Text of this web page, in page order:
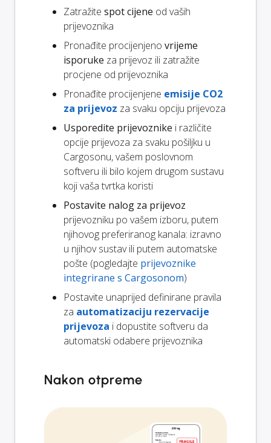
Zatražite spot cijene od vaših
prijevoznika
Pronađite procijenjeno vrijeme
isporuke za prijevoz ili zatražite
procjene od prijevoznika
Pronađite procijenjene emisije CO2
za prijevoz za svaku opciju prijevoza
Usporedite prijevoznike i različite
opcije prijevoza za svaku pošiljku u
Cargosonu, vašem poslovnom
softveru ili bilo kojem drugom sustavu
koji vaša tvrtka koristi
Postavite nalog za prijevoz
prijevozniku po vašem izboru, putem
njihovog preferiranog kanala: izravno
u njihov sustav ili putem automatske
pošte (pogledajte prijevoznike
integrirane s Cargosonom)
Postavite unaprijed definirane pravila
za automatizaciju rezervacije
prijevoza i dopustite softveru da
automatski odabere prijevoznika
Nakon otpreme